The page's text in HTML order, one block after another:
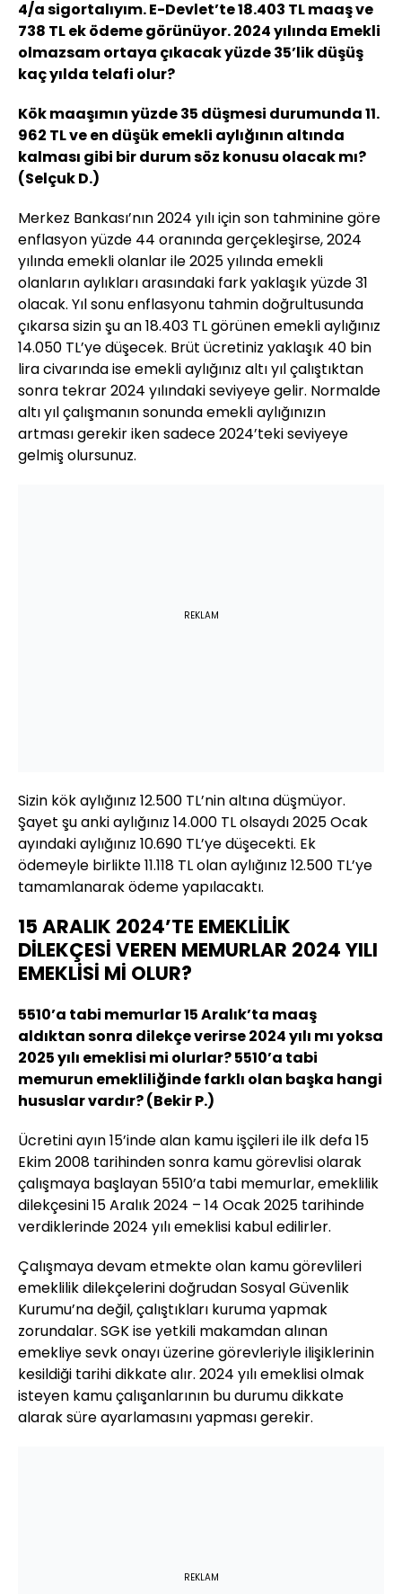
4/a sigortalıyım. E-Devlet’te 18.403 TL maaş ve
738 TL ek ödeme görünüyor. 2024 yılında Emekli
olmazsam ortaya çıkacak yüzde 35’lik düşüş
kaç yılda telafi olur?
Kök maaşımın yüzde 35 düşmesi durumunda 11.
962 TL ve en düşük emekli aylığının altında
kalması gibi bir durum söz konusu olacak mı?
(Selçuk D.)
Merkez Bankası’nın 2024 yılı için son tahminine göre
enflasyon yüzde 44 oranında gerçekleşirse, 2024
yılında emekli olanlar ile 2025 yılında emekli
olanların aylıkları arasındaki fark yaklaşık yüzde 31
olacak. Yıl sonu enflasyonu tahmin doğrultusunda
çıkarsa sizin şu an 18.403 TL görünen emekli aylığınız
14.050 TL’ye düşecek. Brüt ücretiniz yaklaşık 40 bin
lira civarında ise emekli aylığınız altı yıl çalıştıktan
sonra tekrar 2024 yılındaki seviyeye gelir. Normalde
altı yıl çalışmanın sonunda emekli aylığınızın
artması gerekir iken sadece 2024’teki seviyeye
gelmiş olursunuz.
REKLAM
Sizin kök aylığınız 12.500 TL’nin altına düşmüyor.
Şayet şu anki aylığınız 14.000 TL olsaydı 2025 Ocak
ayındaki aylığınız 10.690 TL’ye düşecekti. Ek
ödemeyle birlikte 11.118 TL olan aylığınız 12.500 TL’ye
tamamlanarak ödeme yapılacaktı.
15 ARALIK 2024’TE EMEKLİLİK
DİLEKÇESİ VEREN MEMURLAR 2024 YILI
EMEKLİSİ Mİ OLUR?
5510’a tabi memurlar 15 Aralık’ta maaş
aldıktan sonra dilekçe verirse 2024 yılı mı yoksa
2025 yılı emeklisi mi olurlar? 5510’a tabi
memurun emekliliğinde farklı olan başka hangi
hususlar vardır? (Bekir P.)
Ücretini ayın 15’inde alan kamu işçileri ile ilk defa 15
Ekim 2008 tarihinden sonra kamu görevlisi olarak
çalışmaya başlayan 5510’a tabi memurlar, emeklilik
dilekçesini 15 Aralık 2024 – 14 Ocak 2025 tarihinde
verdiklerinde 2024 yılı emeklisi kabul edilirler.
Çalışmaya devam etmekte olan kamu görevlileri
emeklilik dilekçelerini doğrudan Sosyal Güvenlik
Kurumu’na değil, çalıştıkları kuruma yapmak
zorundalar. SGK ise yetkili makamdan alınan
emekliye sevk onayı üzerine görevleriyle ilişiklerinin
kesildiği tarihi dikkate alır. 2024 yılı emeklisi olmak
isteyen kamu çalışanlarının bu durumu dikkate
alarak süre ayarlamasını yapması gerekir.
REKLAM